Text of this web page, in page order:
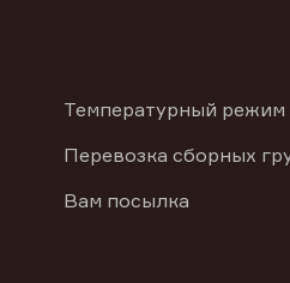
Температурный режим
Перевозка сборных
Вам посылка